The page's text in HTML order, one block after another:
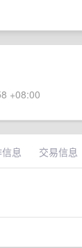
+08:00
息 交易信息